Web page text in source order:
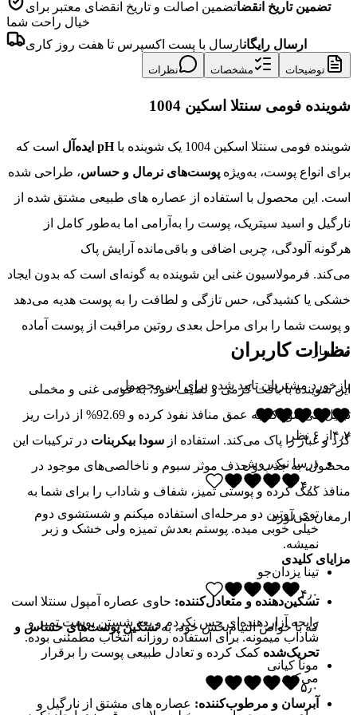
تضمین تاریخ انقضاتضمین اصالت و تاریخ انقضای معتبر برای
خیال راحت شما
ارسال رایگانارسال با پست اکسپرس تا هفت روز کاری
توضیحات مشخصات نظرات
شوینده فومی سنتلا اسکین 1004
شوینده فومی سنتلا اسکین 1004 یک شوینده با pH ایده‌آل
است که
برای انواع پوست، به‌ویژه پوست‌های نرمال و حساس، طراحی شده
است. این محصول با استفاده از عصاره های طبیعی مشتق شده از
نارگیل و اسید سیتریک، پوست را به‌آرامی اما به‌طور کامل از
هرگونه آلودگی، چربی اضافی و باقی‌مانده آرایش پاک
می‌کند. فرمولاسیون غنی این شوینده به گونه‌ای است که بدون ایجاد
خشکی یا کشیدگی، حس تازگی و لطافت را به پوست هدیه می‌دهد
و پوست شما را برای مراحل بعدی روتین مراقبت از پوست آماده
می‌سازد.
این شوینده با بافت کرمی و لطیف خود، به فومی غنی و مخملی
تبدیل می‌شود که به عمق منافذ نفوذ کرده و 92.69% از ذرات ریز
گرد و غبار را پاک می‌کند. استفاده از سودا بیکربنات در ترکیبات این
محصول، به جذب و حذف موثر سبوم و ناخالصی‌های موجود در
منافذ کمک کرده و پوستی تمیز، شفاف و شاداب را برای شما به
ارمغان می‌آورد.
مزایای کلیدی
تسکین‌دهنده و متعادل‌کننده: حاوی عصاره آمپول سنتلا است
که با خواص التیام‌بخش خود، بهتسکین پوست‌های حساس و
تحریک‌شده کمک کرده و تعادل طبیعی پوست را برقرار
می‌کند.
آبرسان و مرطوب‌کننده: عصاره های مشتق از نارگیل و
نظرات کاربران
بازخورد مشتریان تایید شده برای این محصول.
۴٫۷ از ۶ نظر
درسا نیک‌روش
۴٫۰
توی روتین دو مرحله‌ای استفاده میکنم و شستشوی دوم
خیلی خوبی میده. پوستم بعدش تمیزه ولی خشک و زبر
نمیشه.
تینا یزدان‌جو
۴٫۰
رایحه آزاردهنده‌ای حس نکردم و بعد شستن پوست تمیز و
شاداب میمونه. برای استفاده روزانه انتخاب مطمئنی بوده.
مونا کیانی
۵٫۰